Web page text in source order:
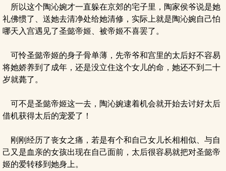
所以这个陶沁婉才一直躲在京郊的宅子里，陶家侯爷说是她
礼佛惯了、送她去清净处给她清修，实际上就是陶沁婉自己怕
哪天入宫遇见了圣懿帝姬、被帝姬不喜罢了。
可怜圣懿帝姬的身子骨单薄，先帝爷和宫里的太后好不容易
将她娇养到了成年，还是没立住这个女儿的命，她还不到二十
岁就薨了。
可不是圣懿帝姬这一去，陶沁婉逮着机会就开始去讨好太后
借机获得太后的宠爱了！
刚刚经历了丧女之痛，若是有个和自己女儿长相相似、与自
己又是血亲的女孩出现在自己面前，太后很容易就把对圣懿帝
姬的爱转移到她身上。